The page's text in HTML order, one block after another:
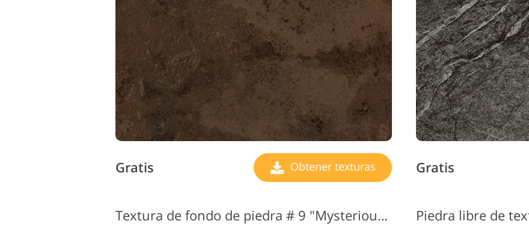
Gratis Obtener texturas Gratis
Textura de fondo de piedra # 9 "Mysterious Traces" Piedra libre de